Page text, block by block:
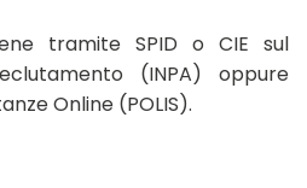
tramite SPID o CIE sul
(INPA) oppure
Online (POLIS).